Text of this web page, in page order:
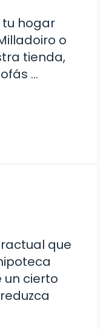
hogar
o
tienda,
…
que
cierto